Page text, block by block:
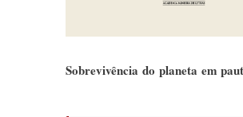
Sobrevivência do planeta em